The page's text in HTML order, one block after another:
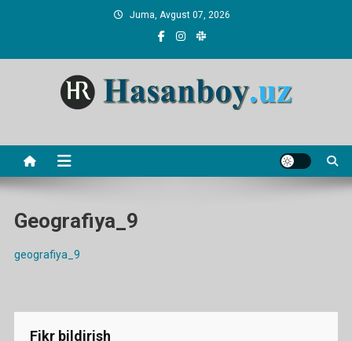
Juma, Avgust 07, 2026
Geografiya_9
geografiya_9
Fikr bildirish